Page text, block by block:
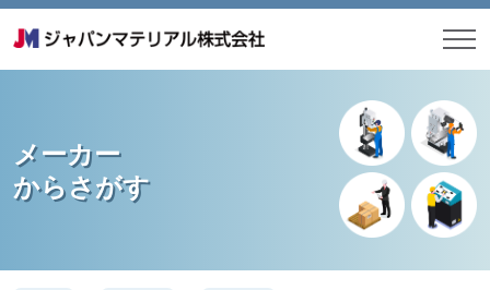
メーカー
からさがす